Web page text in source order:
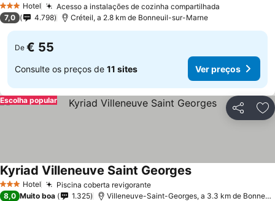
3 EstrelasHotel Acesso a instalações de cozinha compartilhada
7,0 4.798 Créteil, a 2.8 km de Bonneuil-sur-Marne
De € 55
Consulte os preços de 11 sites Ver preços
Partilhar
Escolha popular
3 EstrelasHotel Piscina coberta revigoranteVer preços
Kyriad Villeneuve Saint GeorgesVer preços
8,0 Muito boa 1.325 Villeneuve-Saint-Georges, a 3.3 km de